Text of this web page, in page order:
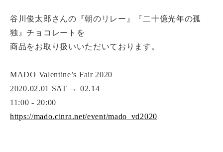
谷川俊太郎さんの『朝のリレー』『二十億光年の孤
独』チョコレートを
商品をお取り扱いいただいております。
MADO Valentine’s Fair 2020
2020.02.01 SAT → 02.14
11:00 - 20:00
https://mado.cinra.net/event/mado_vd2020